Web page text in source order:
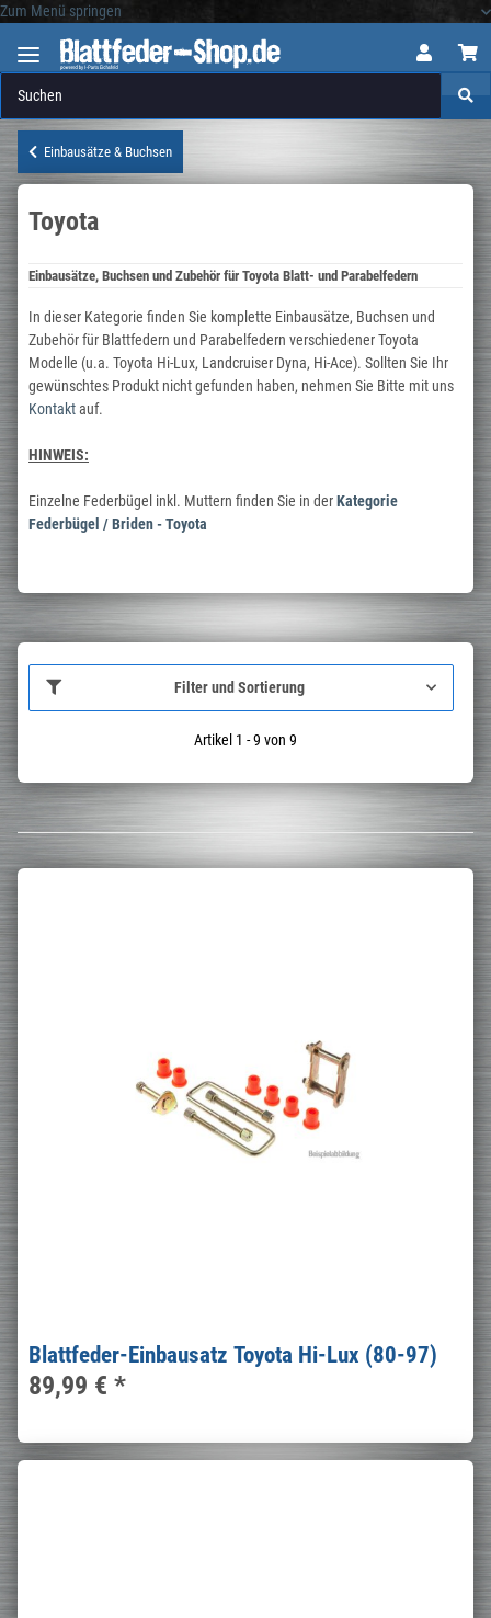
Zum Menü springen
Einbausätze & Buchsen
Toyota
Einbausätze, Buchsen und Zubehör für Toyota Blatt- und Parabelfedern
In dieser Kategorie finden Sie komplette Einbausätze, Buchsen und
Zubehör für Blattfedern und Parabelfedern verschiedener Toyota
Modelle (u.a. Toyota Hi-Lux, Landcruiser Dyna, Hi-Ace). Sollten Sie Ihr
gewünschtes Produkt nicht gefunden haben, nehmen Sie Bitte mit uns
Kontaktauf.
HINWEIS:
Einzelne Federbügel inkl. Muttern finden Sie in derKategorie
Federbügel / Briden - Toyota
Filter und Sortierung
Artikel 1 - 9 von 9
Blattfeder-Einbausatz Toyota Hi-Lux (80-97)
89,99 € *